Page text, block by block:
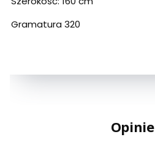
Gramatura 320
Opinie